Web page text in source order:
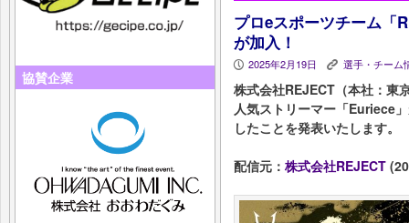
協賛企業
プロeスポーツチーム「
が加入！
P 2025年2月19日 K 選手・チーム
株式会社REJECT（本社：東
人気ストリーマー「Euriece
したことを発表いたします。
配信元： 株式会社REJECT